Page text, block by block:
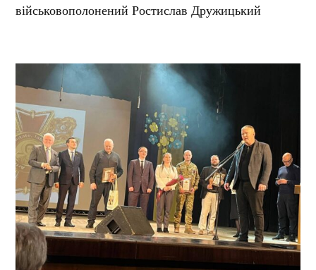
військовополонений Ростислав Дружицький